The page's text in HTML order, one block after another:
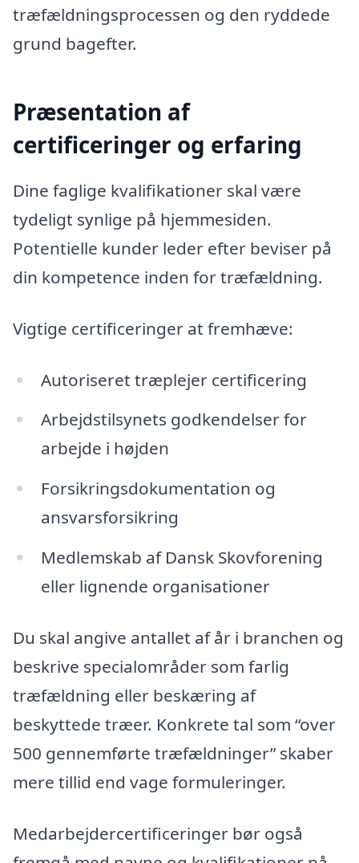
træfældningsprocessen og den ryddede
grund bagefter.
Præsentation af
certificeringer og erfaring
Dine faglige kvalifikationer skal være
tydeligt synlige på hjemmesiden.
Potentielle kunder leder efter beviser på
din kompetence inden for træfældning.
Vigtige certificeringer at fremhæve:
Autoriseret træplejer certificering
Arbejdstilsynets godkendelser for
arbejde i højden
Forsikringsdokumentation og
ansvarsforsikring
Medlemskab af Dansk Skovforening
eller lignende organisationer
Du skal angive antallet af år i branchen og
beskrive specialområder som farlig
træfældning eller beskæring af
beskyttede træer. Konkrete tal som “over
500 gennemførte træfældninger” skaber
mere tillid end vage formuleringer.
Medarbejdercertificeringer bør også